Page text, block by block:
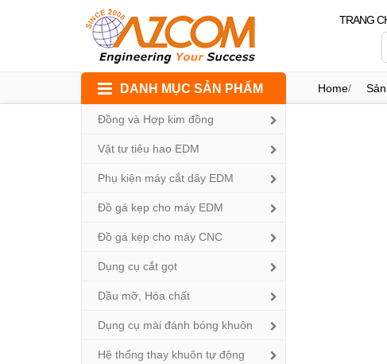
content
TRANG
Home/
DANH MỤC SẢN PHẨM
Đồng và Hợp kim đồng
Vật tư tiêu hao EDM
Phụ kiện máy cắt dây EDM
Đồ gá kẹp cho máy EDM
Đồ gá kẹp cho máy CNC
Dụng cụ cắt gọt
Dầu mỡ, Hóa chất
Dụng cụ mài đánh bóng khuôn
Hệ thống thay khuôn tự động